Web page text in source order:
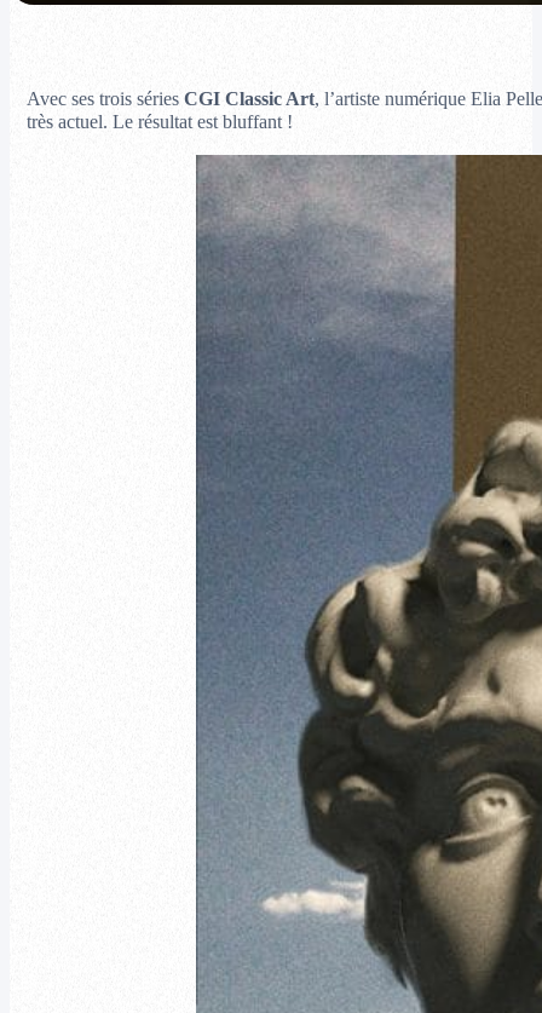
Avec ses trois séries CGI Classic Art, l’artiste numérique Elia
très actuel. Le résultat est bluffant !